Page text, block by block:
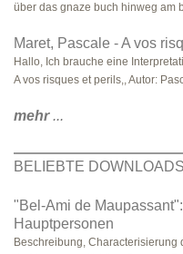
über das gnaze buch hinweg am
Maret, Pascale - A vos
Hallo, Ich brauche eine
A vos risques et perils,, Autor:
mehr...
BELIEBTE
"Bel-Ami de
Hauptpersonen
Beschreibung, Characterisierung